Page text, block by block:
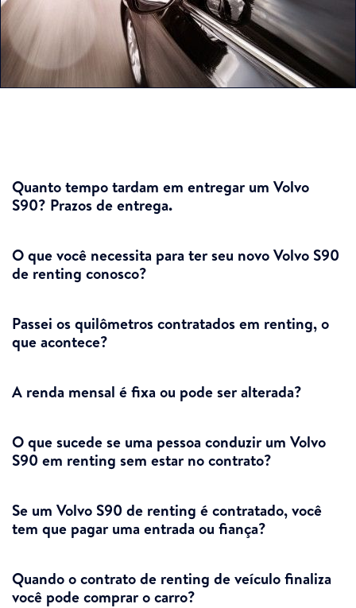
Quanto tempo tardam em entregar um Volvo
S90? Prazos de entrega.
O que você necessita para ter seu novo Volvo S90
de renting conosco?
Passei os quilômetros contratados em renting, o
que acontece?
A renda mensal é fixa ou pode ser alterada?
O que sucede se uma pessoa conduzir um Volvo
S90 em renting sem estar no contrato?
Se um Volvo S90 de renting é contratado, você
tem que pagar uma entrada ou fiança?
Quando o contrato de renting de veículo finaliza
você pode comprar o carro?